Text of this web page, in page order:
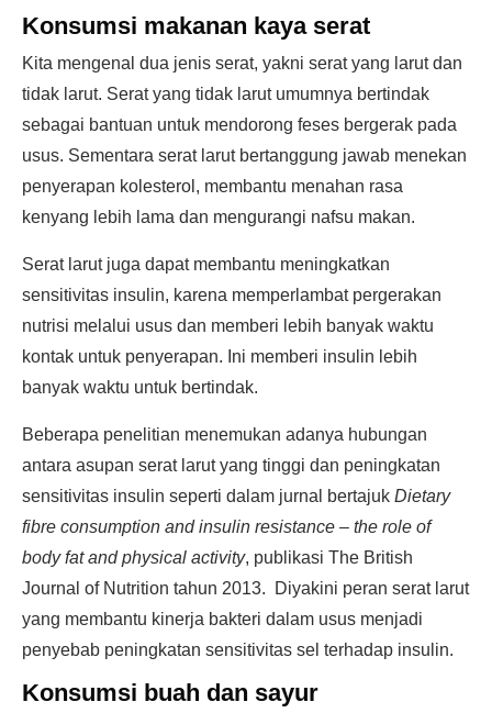
Konsumsi makanan kaya serat
Kita mengenal dua jenis serat, yakni serat yang larut dan
tidak larut. Serat yang tidak larut umumnya bertindak
sebagai bantuan untuk mendorong feses bergerak pada
usus. Sementara serat larut bertanggung jawab menekan
penyerapan kolesterol, membantu menahan rasa
kenyang lebih lama dan mengurangi nafsu makan.
Serat larut juga dapat membantu meningkatkan
sensitivitas insulin, karena memperlambat pergerakan
nutrisi melalui usus dan memberi lebih banyak waktu
kontak untuk penyerapan. Ini memberi insulin lebih
banyak waktu untuk bertindak.
Beberapa penelitian menemukan adanya hubungan
antara asupan serat larut yang tinggi dan peningkatan
sensitivitas insulin seperti dalam jurnal bertajuk Dietary
fibre consumption and insulin resistance – the role of
body fat and physical activity, publikasi The British
Journal of Nutrition tahun 2013. Diyakini peran serat larut
yang membantu kinerja bakteri dalam usus menjadi
penyebab peningkatan sensitivitas sel terhadap insulin.
Konsumsi buah dan sayur